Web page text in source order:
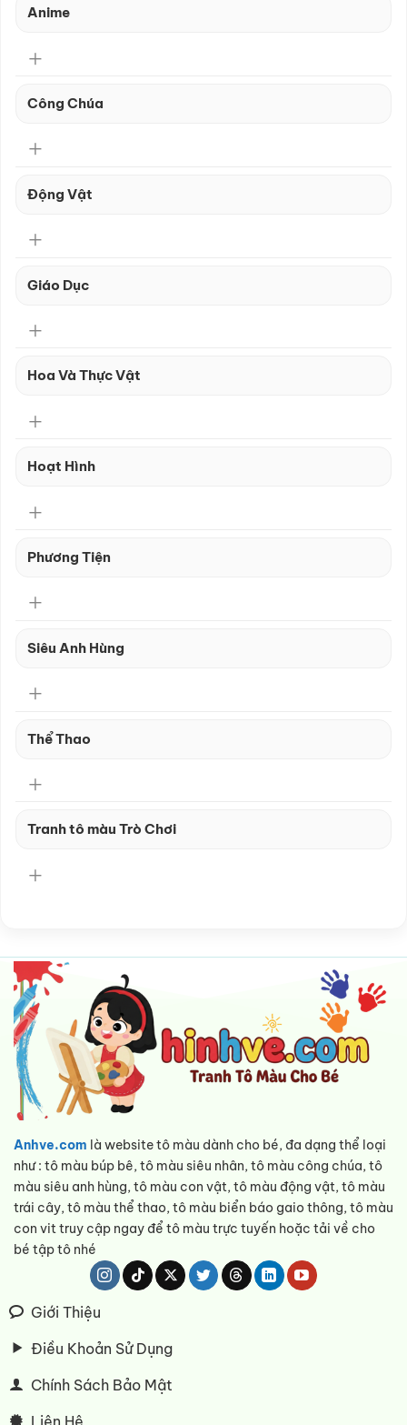
Anime
Công Chúa
Động Vật
Giáo Dục
Hoa Và Thực Vật
Hoạt Hình
Phương Tiện
Siêu Anh Hùng
Thể Thao
Tranh tô màu Trò Chơi
Anhve.com là website tô màu dành cho bé, đa dạng thể loại
như : tô màu búp bê, tô màu siêu nhân, tô màu công chúa, tô
màu siêu anh hùng, tô màu con vật, tô màu động vật, tô màu
trái cây, tô màu thể thao, tô màu biển báo gaio thông, tô màu
con vit truy cập ngay để tô màu trực tuyến hoặc tải về cho
bé tập tô nhé
Giới Thiệu
Điều Khoản Sử Dụng
Chính Sách Bảo Mật